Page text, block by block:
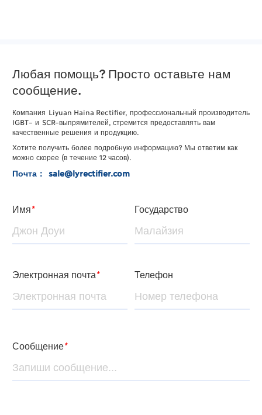
Любая помощь? Просто оставьте нам
сообщение.
Компания Liyuan Haina Rectifier, профессиональный производитель
IGBT– и SCR–выпрямителей стремится предоставлять вам
качественные решения и продукцию
Хотите получить более подробную информацию? Мы ответим как
можно скорее (в течение 12 часов)
Почта： sale@lyrectifier.com